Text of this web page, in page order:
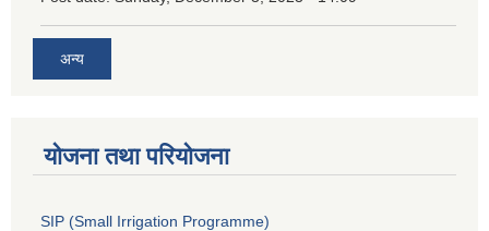
अन्य
योजना तथा परियोजना
SIP (Small Irrigation Programme)